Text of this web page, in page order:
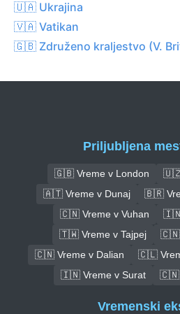
🇺🇦 Ukrajina
🇻🇦 Vatikan
🇬🇧 Združeno kraljestvo (V.
Priljubljena
🇬🇧 Vreme v London
🇺🇿
🇦🇹 Vreme v Dunaj
🇧🇷
🇨🇳 Vreme v Vuhan
🇮🇳
🇹🇼 Vreme v Tajpej
🇨🇳
🇨🇳 Vreme v Dalian
🇨🇱
🇮🇳 Vreme v Surat
🇨🇳
Vremenski